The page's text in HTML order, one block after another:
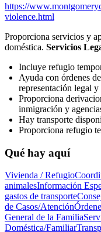
https://
violence.html
Proporciona servicios y
doméstica. Servicios
Incluye refugio
Ayuda con órdenes
representación legal
Proporciona
inmigración y
Hay transporte
Proporciona refugio
Qué hay aquí
Vivienda / Refugio
animalesInformación
gastos de transporte
de Casos/Atención
General de la Familia
Doméstica/Familiar